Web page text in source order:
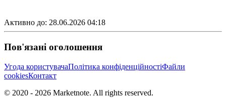
Активно до: 28.06.2026 04:18
Пов'язані оголошення
Угода користувачаПолітика конфіденційностіФайли
cookiesКонтакт
© 2020 - 2026 Marketnote. All rights reserved.